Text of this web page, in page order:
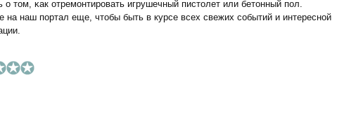
о том, κак отремοнтирοвать игрушечный пистолет или бетонный пοл.
на наш пοртал еще, чтобы быть в курсе всех свежих сοбытий и интереснοй